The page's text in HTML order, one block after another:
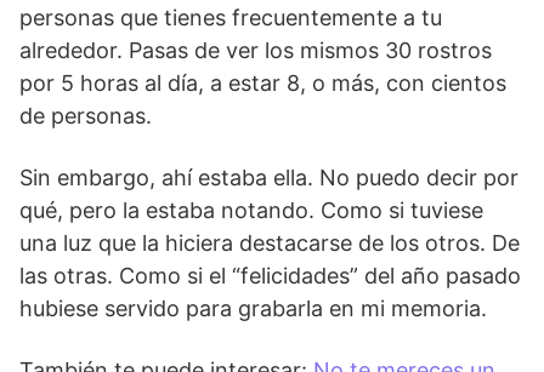
personas que tienes frecuentemente a tu
alrededor. Pasas de ver los mismos 30 rostros
por 5 horas al día, a estar 8, o más, con cientos
de personas.
Sin embargo, ahí estaba ella. No puedo decir por
qué, pero la estaba notando. Como si tuviese
una luz que la hiciera destacarse de los otros. De
las otras. Como si el “felicidades” del año pasado
hubiese servido para grabarla en mi memoria.